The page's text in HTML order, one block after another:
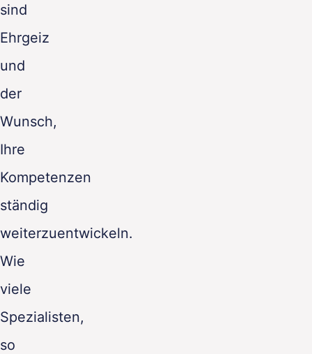
sind
Ehrgeiz
und
der
Wunsch,
Ihre
Kompetenzen
ständig
weiterzuentwickeln.
Wie
viele
Spezialisten,
so